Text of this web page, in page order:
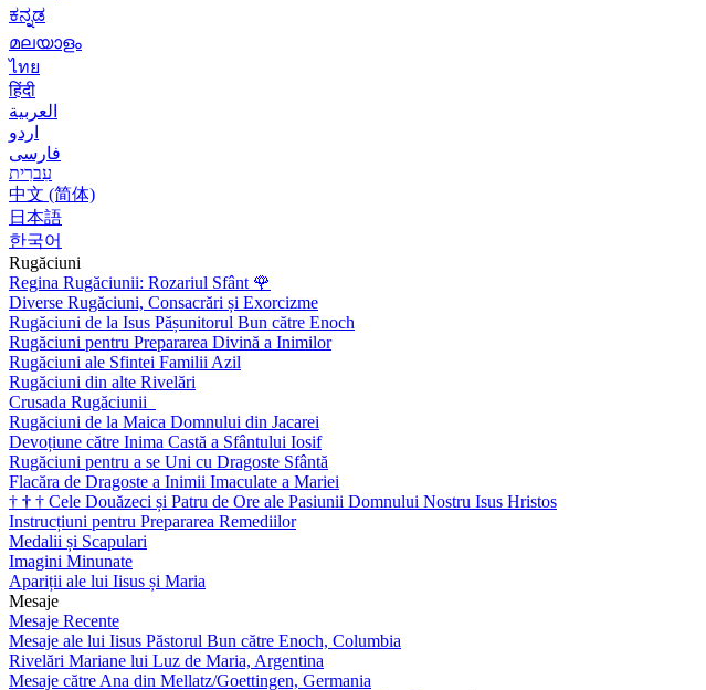
ಕನ್ನಡ
മലയാളം
ไทย
हिंदी
العربية
اردو
فارسی
עִברִית
中文 (简体)
日本語
한국어
Rugăciuni
Regina Rugăciunii: Rozariul Sfânt 🌹
Diverse Rugăciuni, Consacrări și Exorcizme
Rugăciuni de la Isus Pășunitorul Bun către Enoch
Rugăciuni pentru Prepararea Divină a Inimilor
Rugăciuni ale Sfintei Familii Azil
Rugăciuni din alte Rivelări
Crusada Rugăciunii
Rugăciuni de la Maica Domnului din Jacarei
Devoțiune către Inima Castă a Sfântului Iosif
Rugăciuni pentru a se Uni cu Dragoste Sfântă
Flacăra de Dragoste a Inimii Imaculate a Mariei
† † † Cele Douăzeci și Patru de Ore ale Pasiunii Domnului Nostru Isus Hristos
Instrucțiuni pentru Prepararea Remediilor
Medalii și Scapulari
Imagini Minunate
Apariții ale lui Iisus și Maria
Mesaje
Mesaje Recente
Mesaje ale lui Iisus Păstorul Bun către Enoch, Columbia
Rivelări Mariane lui Luz de Maria, Argentina
Mesaje către Ana din Mellatz/Goettingen, Germania